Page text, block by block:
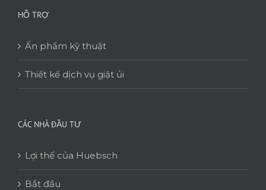
HỖ TRỢ
Ấn phẩm kỹ thuật
Thiết kế dịch vụ giặt ủi
CÁC NHÀ ĐẦU TƯ
Lợi thế của Huebsch
Bắt đầu